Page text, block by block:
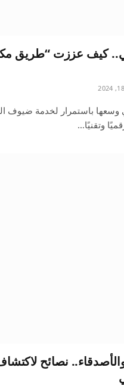
كيف عززت “طريق
وسعها باستمرار لخدمة ضيوف
وتقنيًا…
نصائح لاكتشاف